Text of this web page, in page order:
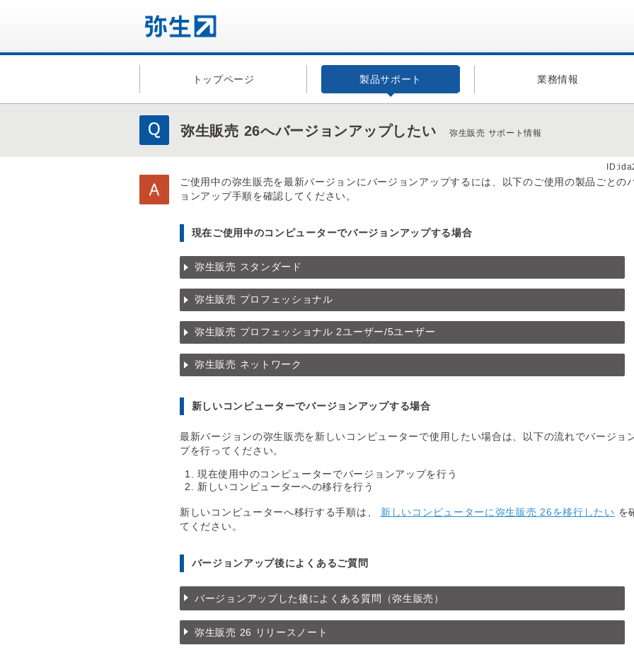
トップページ 製品サポート 業務情報
弥生販売 26へバージョンアップしたい 弥生販売 サポート情報
ご使用中の弥生販売を最新バージョンにバージョンアップするには、以下のご使用の製品ごとの
ョンアップ手順を確認してください。
現在ご使用中のコンピューターでバージョンアップする場合
弥生販売 スタンダード
弥生販売 プロフェッショナル
弥生販売 プロフェッショナル 2ユーザー/5ユーザー
弥生販売 ネットワーク
新しいコンピューターでバージョンアップする場合
最新バージョンの弥生販売を新しいコンピューターで使用したい場合は、以下の流れでバージョ
プを行ってください。
現在使用中のコンピューターでバージョンアップを行う
新しいコンピューターへの移行を行う
新しいコンピューターへ移行する手順は、 新しいコンピューターに弥生販売 26を移行したい を
てください。
バージョンアップ後によくあるご質問
バージョンアップした後によくある質問（弥生販売）
弥生販売 26 リリースノート